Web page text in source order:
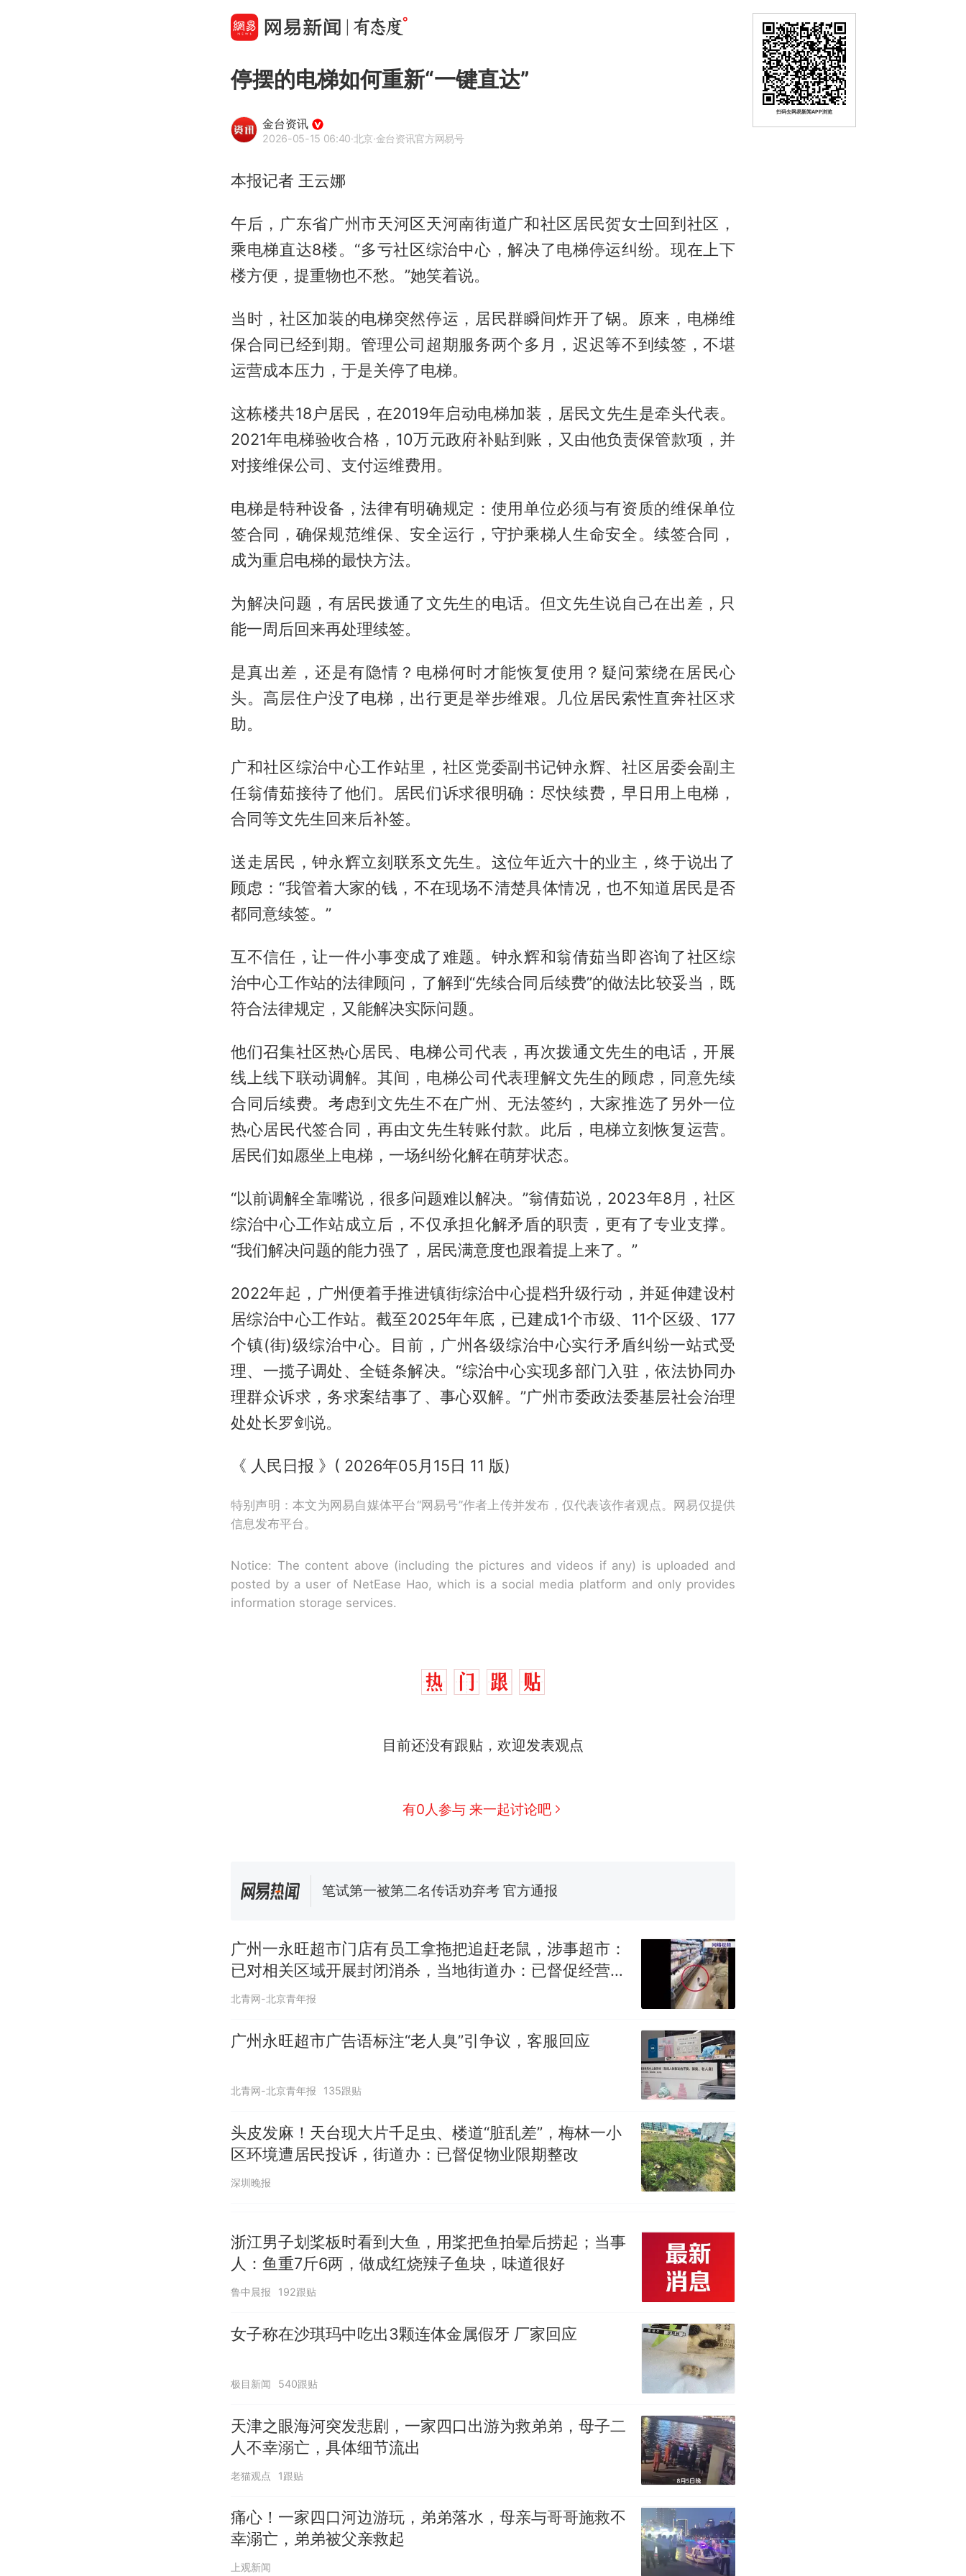
停摆的电梯如何重新“一键直达”
金台资讯
2026-05-15 06:40·北京·金台资讯官方网易号
本报记者 王云娜
午后，广东省广州市天河区天河南街道广和社区居民贺女士回到社区，
乘电梯直达8楼。“多亏社区综治中心，解决了电梯停运纠纷。现在上下
楼方便，提重物也不愁。”她笑着说。
当时，社区加装的电梯突然停运，居民群瞬间炸开了锅。原来，电梯维
保合同已经到期。管理公司超期服务两个多月，迟迟等不到续签，不堪
运营成本压力，于是关停了电梯。
这栋楼共18户居民，在2019年启动电梯加装，居民文先生是牵头代表。
2021年电梯验收合格，10万元政府补贴到账，又由他负责保管款项，并
对接维保公司、支付运维费用。
电梯是特种设备，法律有明确规定：使用单位必须与有资质的维保单位
签合同，确保规范维保、安全运行，守护乘梯人生命安全。续签合同，
成为重启电梯的最快方法。
为解决问题，有居民拨通了文先生的电话。但文先生说自己在出差，只
能一周后回来再处理续签。
是真出差，还是有隐情？电梯何时才能恢复使用？疑问萦绕在居民心
头。高层住户没了电梯，出行更是举步维艰。几位居民索性直奔社区求
助。
广和社区综治中心工作站里，社区党委副书记钟永辉、社区居委会副主
任翁倩茹接待了他们。居民们诉求很明确：尽快续费，早日用上电梯，
合同等文先生回来后补签。
送走居民，钟永辉立刻联系文先生。这位年近六十的业主，终于说出了
顾虑：“我管着大家的钱，不在现场不清楚具体情况，也不知道居民是否
都同意续签。”
互不信任，让一件小事变成了难题。钟永辉和翁倩茹当即咨询了社区综
治中心工作站的法律顾问，了解到“先续合同后续费”的做法比较妥当，既
符合法律规定，又能解决实际问题。
他们召集社区热心居民、电梯公司代表，再次拨通文先生的电话，开展
线上线下联动调解。其间，电梯公司代表理解文先生的顾虑，同意先续
合同后续费。考虑到文先生不在广州、无法签约，大家推选了另外一位
热心居民代签合同，再由文先生转账付款。此后，电梯立刻恢复运营。
居民们如愿坐上电梯，一场纠纷化解在萌芽状态。
“以前调解全靠嘴说，很多问题难以解决。”翁倩茹说，2023年8月，社区
综治中心工作站成立后，不仅承担化解矛盾的职责，更有了专业支撑。
“我们解决问题的能力强了，居民满意度也跟着提上来了。”
2022年起，广州便着手推进镇街综治中心提档升级行动，并延伸建设村
居综治中心工作站。截至2025年年底，已建成1个市级、11个区级、177
个镇(街)级综治中心。目前，广州各级综治中心实行矛盾纠纷一站式受
理、一揽子调处、全链条解决。“综治中心实现多部门入驻，依法协同办
理群众诉求，务求案结事了、事心双解。”广州市委政法委基层社会治理
处处长罗剑说。
《 人民日报 》( 2026年05月15日 11 版)
特别声明：本文为网易自媒体平台“网易号”作者上传并发布，仅代表该作者观点。网易仅提供
信息发布平台。
Notice: The content above (including the pictures and videos if any) is uploaded and
posted by a user of NetEase Hao, which is a social media platform and only provides
information storage services.
目前还没有跟贴，欢迎发表观点
有0人参与 来一起讨论吧
那个在床头放菜刀的女孩，因老师一句“跟我回家”改写了人生
制裁瓜子饺子，美国怕什么？
男子上山采菌偶然发现鸡枞菌窝，原地守1天等它长大：挖了140多
笔试第一被第二名传话劝弃考 官方通报
广州一永旺超市门店有员工拿拖把追赶老鼠，涉事超市：
已对相关区域开展封闭消杀，当地街道办：已督促经营主
体做好灭“四害”消杀工作
北青网-北京青年报
广州永旺超市广告语标注“老人臭”引争议，客服回应
北青网-北京青年报 135跟贴
头皮发麻！天台现大片千足虫、楼道“脏乱差”，梅林一小
区环境遭居民投诉，街道办：已督促物业限期整改
深圳晚报
浙江男子划桨板时看到大鱼，用桨把鱼拍晕后捞起；当事
人：鱼重7斤6两，做成红烧辣子鱼块，味道很好
鲁中晨报 192跟贴
女子称在沙琪玛中吃出3颗连体金属假牙 厂家回应
极目新闻 540跟贴
天津之眼海河突发悲剧，一家四口出游为救弟弟，母子二
人不幸溺亡，具体细节流出
老猫观点 1跟贴
痛心！一家四口河边游玩，弟弟落水，母亲与哥哥施救不
幸溺亡，弟弟被父亲救起
上观新闻
扫码去网易新闻APP浏览